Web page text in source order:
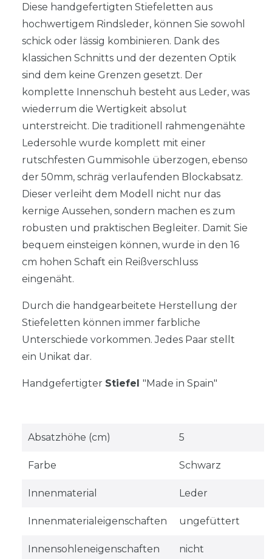
Diese handgefertigten Stiefeletten aus
hochwertigem Rindsleder, können Sie sowohl
schick oder lässig kombinieren. Dank des
klassichen Schnitts und der dezenten Optik
sind dem keine Grenzen gesetzt. Der
komplette Innenschuh besteht aus Leder, was
wiederrum die Wertigkeit absolut
unterstreicht. Die traditionell rahmengenähte
Ledersohle wurde komplett mit einer
rutschfesten Gummisohle überzogen, ebenso
der 50mm, schräg verlaufenden Blockabsatz.
Dieser verleiht dem Modell nicht nur das
kernige Aussehen, sondern machen es zum
robusten und praktischen Begleiter. Damit Sie
bequem einsteigen können, wurde in den 16
cm hohen Schaft ein Reißverschluss
eingenäht.
Durch die handgearbeitete Herstellung der
Stiefeletten können immer farbliche
Unterschiede vorkommen. Jedes Paar stellt
ein Unikat dar.
Handgefertigter Stiefel "Made in Spain"
Absatzhöhe (cm) 5
Farbe Schwarz
Innenmaterial Leder
Innenmaterialeigenschaften ungefüttert
Innensohleneigenschaften nicht